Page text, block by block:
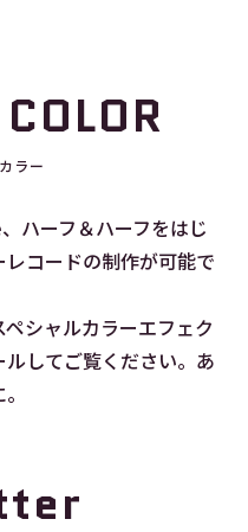
ラー
ハーフ＆ハーフをはじ
コードの制作が可能で
シャルカラーエフェク
してご覧ください。あ